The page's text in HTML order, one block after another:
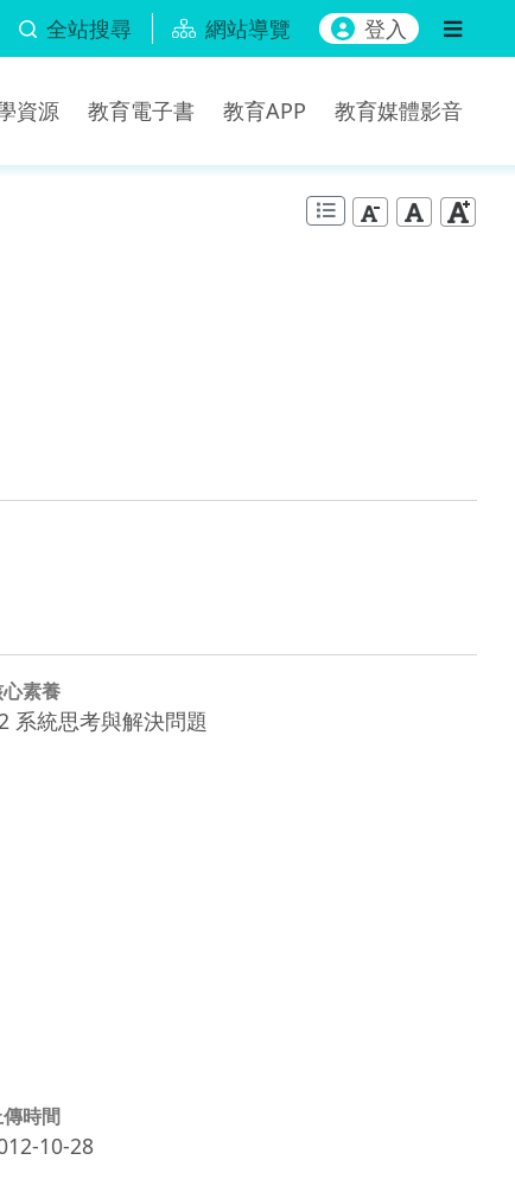
全站搜尋 網站導覽 登入
資源 教育電子書 教育APP 教育媒體影音
素養
系統思考與解決問題
時間
10-28